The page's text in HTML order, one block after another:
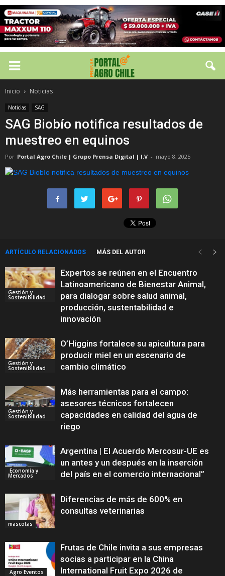
Inicio Noticias
Noticias SAG
SAG Biobío notifica resultados de
muestreo en equinos
Por Portal Agro Chile | Grupo Prensa Digital | I.V - mayo 8, 2025
ARTÍCULO RELACIONADOS MÁS DEL AUTOR
Gestión y
Sostenibilidad
Expertos se reúnen en el Encuentro
Latinoamericano de Bienestar Animal,
para dialogar sobre salud animal,
producción, sustentabilidad e
innovación
Gestión y
Sostenibilidad
O’Higgins fortalece su apicultura para
producir miel en un escenario de
cambio climático
Gestión y
Sostenibilidad
Más herramientas para el campo:
asesores técnicos fortalecen
capacidades en calidad del agua de
riego
Economía y
Mercados
Argentina | El Acuerdo Mercosur-UE es
un antes y un después en la inserción
del país en el comercio internacional”
mascotas
Diferencias de más de 600% en
consultas veterinarias
Agro Eventos
Frutas de Chile invita a sus empresas
socias a participar en la China
International Fruit Expo 2026 de